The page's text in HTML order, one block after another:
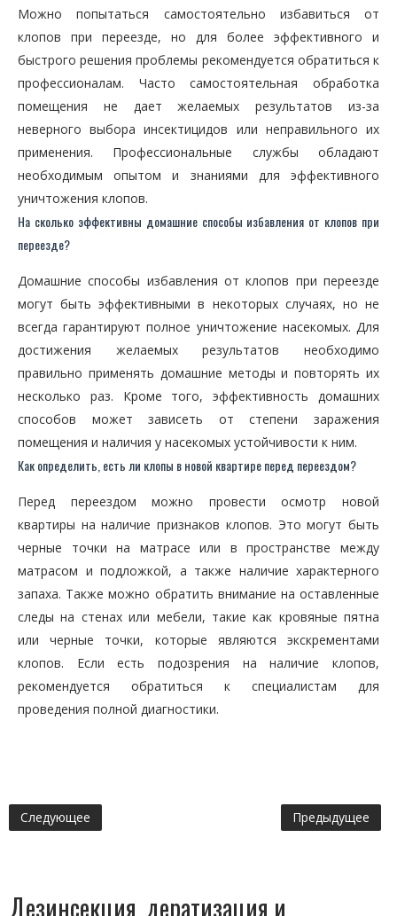
Можно попытаться самостоятельно избавиться от
клопов при переезде, но для более эффективного и
быстрого решения проблемы рекомендуется обратиться к
профессионалам. Часто самостоятельная обработка
помещения не дает желаемых результатов из-за
неверного выбора инсектицидов или неправильного их
применения. Профессиональные службы обладают
необходимым опытом и знаниями для эффективного
уничтожения клопов.
На сколько эффективны домашние способы избавления от клопов при
переезде?
Домашние способы избавления от клопов при переезде
могут быть эффективными в некоторых случаях, но не
всегда гарантируют полное уничтожение насекомых. Для
достижения желаемых результатов необходимо
правильно применять домашние методы и повторять их
несколько раз. Кроме того, эффективность домашних
способов может зависеть от степени заражения
помещения и наличия у насекомых устойчивости к ним.
Как определить, есть ли клопы в новой квартире перед переездом?
Перед переездом можно провести осмотр новой
квартиры на наличие признаков клопов. Это могут быть
черные точки на матрасе или в пространстве между
матрасом и подложкой, а также наличие характерного
запаха. Также можно обратить внимание на оставленные
следы на стенах или мебели, такие как кровяные пятна
или черные точки, которые являются экскрементами
клопов. Если есть подозрения на наличие клопов,
рекомендуется обратиться к специалистам для
проведения полной диагностики.
Следующее Предыдущее
Дезинсекция, дератизация и